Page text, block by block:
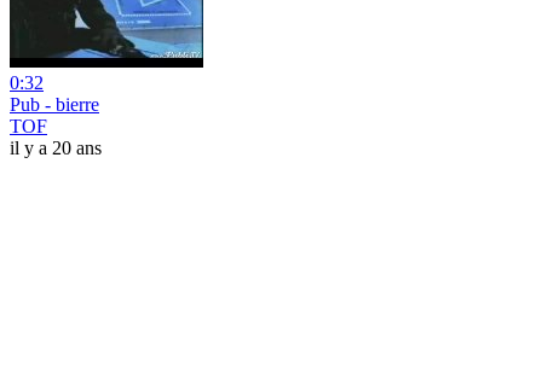
0:32
Pub - bierre
TOF
il y a 20 ans